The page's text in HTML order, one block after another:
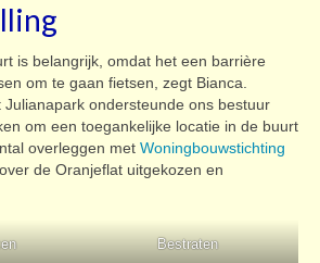
is belangrijk, omdat het een barrière
om te gaan fietsen, zegt Bianca.
ondersteunde ons bestuur
om een toegankelijke locatie in de buurt
overleggen met Woningbouwstichting
de Oranjeflat uitgekozen en
Bestraten